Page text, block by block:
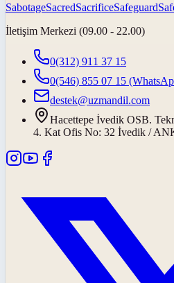
SabotageSacredSacrificeSafeguard
İletişim Merkezi (09.00 - 22.00)
0(312) 911 37 15
0(546) 855 07 15
destek@uzmandil.com
Hacettepe İvedik OSB.
4. Kat Ofis No: 32 İvedik /